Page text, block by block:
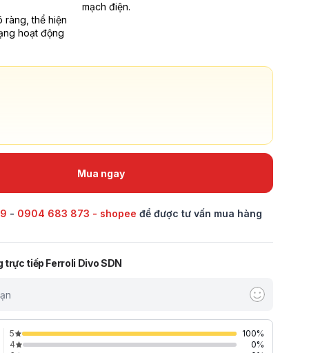
mạch điện.
ràng, thể hiện
hoạt động
Mua ngay
- 0904 683 873 - shopee để được tư vấn mua hàng
trực tiếp Ferroli Divo SDN
5 100%
4
0%